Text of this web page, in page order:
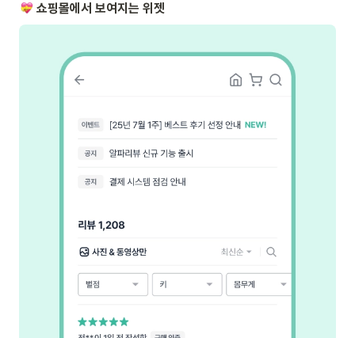
쇼핑몰에서 보여지는 위젯